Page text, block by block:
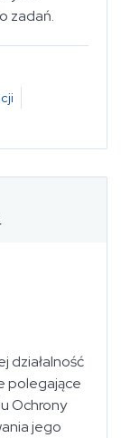
zadań.
działalność
polegające
Ochrony
jego